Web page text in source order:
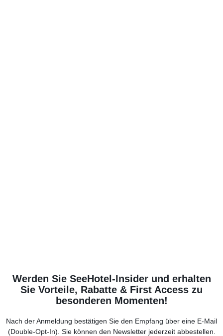
Werden Sie SeeHotel-Insider und erhalten
Sie Vorteile, Rabatte & First Access zu
besonderen Momenten!
Nach der Anmeldung bestätigen Sie den Empfang über eine E-Mail
(Double-Opt-In). Sie können den Newsletter jederzeit abbestellen.